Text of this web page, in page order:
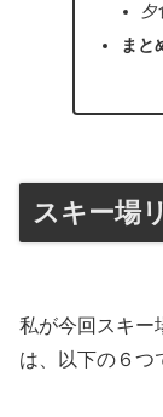
夕
まと
スキー場
私が今回スキー
は、以下の６つ